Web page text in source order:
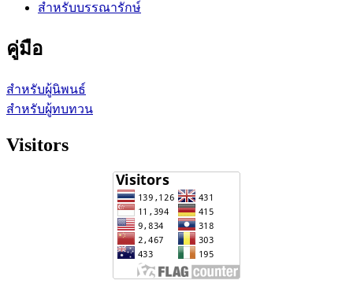
สำหรับบรรณารักษ์
คู่มือ
สำหรับผู้นิพนธ์
สำหรับผู้ทบทวน
Visitors